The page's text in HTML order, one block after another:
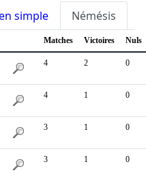
simple Némésis
Matches Victoires Nuls
4 2 0
4 1 0
3 1 0
3 1 0